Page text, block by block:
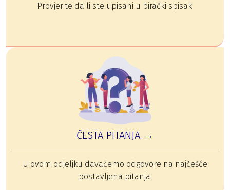
Provjerite da li ste upisani u birački spisak.
ČESTA PITANJA →
U ovom odjeljku davaćemo odgovore na najčešće
postavljena pitanja.